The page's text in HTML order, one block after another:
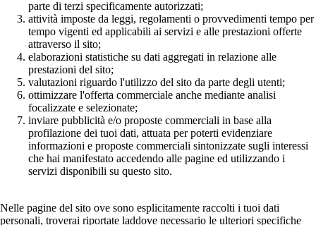
parte di terzi specificamente autorizzati;
attività imposte da leggi, regolamenti o provvedimenti tempo per
tempo vigenti ed applicabili ai servizi e alle prestazioni offerte
attraverso il sito;
elaborazioni statistiche su dati aggregati in relazione alle
prestazioni del sito;
valutazioni riguardo l'utilizzo del sito da parte degli utenti;
ottimizzare l'offerta commerciale anche mediante analisi
focalizzate e selezionate;
inviare pubblicità e/o proposte commerciali in base alla
profilazione dei tuoi dati, attuata per poterti evidenziare
informazioni e proposte commerciali sintonizzate sugli interessi
che hai manifestato accedendo alle pagine ed utilizzando i
servizi disponibili su questo sito.
Nelle pagine del sito ove sono esplicitamente raccolti i tuoi dati
personali, troverai riportate laddove necessario le ulteriori specifiche